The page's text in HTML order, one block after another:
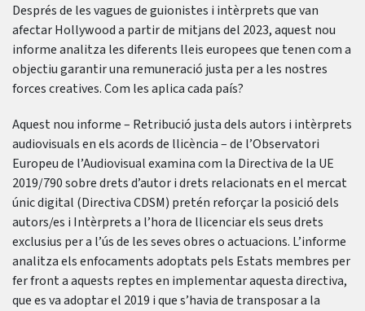
Després de les vagues de guionistes i intèrprets que van
afectar Hollywood a partir de mitjans del 2023, aquest nou
informe analitza les diferents lleis europees que tenen com a
objectiu garantir una remuneració justa per a les nostres
forces creatives. Com les aplica cada país?
Aquest nou informe – Retribució justa dels autors i intèrprets
audiovisuals en els acords de llicència – de l’Observatori
Europeu de l’Audiovisual examina com la Directiva de la UE
2019/790 sobre drets d’autor i drets relacionats en el mercat
únic digital (Directiva CDSM) pretén reforçar la posició dels
autors/es i Intèrprets a l’hora de llicenciar els seus drets
exclusius per a l’ús de les seves obres o actuacions. L’informe
analitza els enfocaments adoptats pels Estats membres per
fer front a aquests reptes en implementar aquesta directiva,
que es va adoptar el 2019 i que s’havia de transposar a la